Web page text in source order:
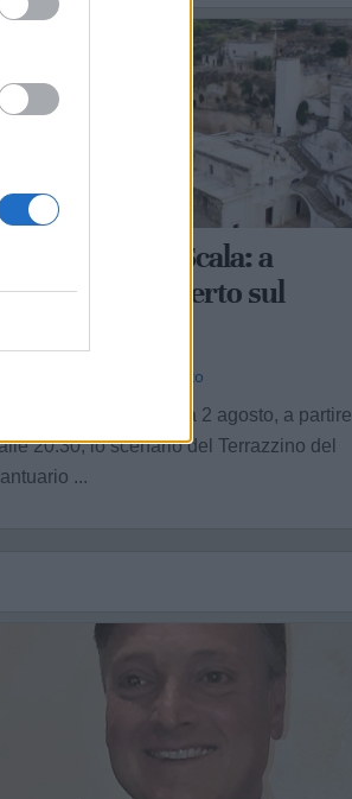
Madonna della Scala: a
il concerto sul
Redazione - sab 1 agosto
serata di domenica 2 agosto, a partire
20:30, lo scenario del Terrazzino del
...